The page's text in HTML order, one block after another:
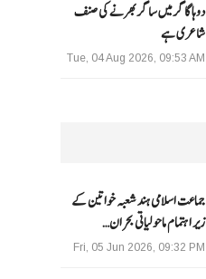
دوہا گاگر میں ساگر بھرنے کی صنف
شاعری ہے
Tue, 04 Aug 2026, 09:53 AM
جماعت اسلامی ہند شعبہ خواتین کے
زیر اہتمام ماحولیاتی بحران…
Fri, 05 Jun 2026, 09:32 PM